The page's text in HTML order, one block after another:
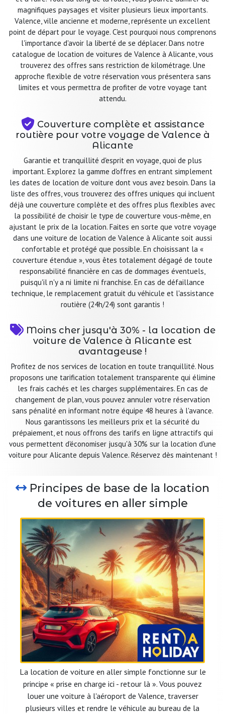
magnifiques paysages et visiter plusieurs lieux importants.
Valence, ville ancienne et moderne, représente un excellent
point de départ pour le voyage. C'est pourquoi nous comprenons
l'importance d'avoir la liberté de se déplacer. Dans notre
catalogue de location de voitures de Valence à Alicante, vous
trouverez des offres sans restriction de kilométrage. Une
approche flexible de votre réservation vous présentera sans
limites et vous permettra de profiter de votre voyage tant
attendu.
Couverture complète et assistance
routière pour votre voyage de Valence à
Alicante
Garantie et tranquillité d'esprit en voyage, quoi de plus
important. Explorez la gamme d'offres en entrant simplement
les dates de location de voiture dont vous avez besoin. Dans la
liste des offres, vous trouverez des offres uniques qui incluent
déjà une couverture complète et des offres plus flexibles avec
la possibilité de choisir le type de couverture vous-même, en
ajustant le prix de la location. Faites en sorte que votre voyage
dans une voiture de location de Valence à Alicante soit aussi
confortable et protégé que possible. En choisissant la «
couverture étendue », vous êtes totalement dégagé de toute
responsabilité financière en cas de dommages éventuels,
puisqu'il n'y a ni limite ni franchise. En cas de défaillance
technique, le remplacement gratuit du véhicule et l'assistance
routière (24h/24) sont garantis !
Moins cher jusqu'à 30% - la location de
voiture de Valence à Alicante est
avantageuse !
Profitez de nos services de location en toute tranquillité. Nous
proposons une tarification totalement transparente qui élimine
les frais cachés et les charges supplémentaires. En cas de
changement de plan, vous pouvez annuler votre réservation
sans pénalité en informant notre équipe 48 heures à l'avance.
Nous garantissons les meilleurs prix et la sécurité du
prépaiement, et nous offrons des tarifs en ligne attractifs qui
vous permettent d'économiser jusqu'à 30% sur la location d'une
voiture pour Alicante depuis Valence. Réservez dès maintenant !
Principes de base de la location
de voitures en aller simple
La location de voiture en aller simple fonctionne sur le
principe « prise en charge ici - retour là ». Vous pouvez
louer une voiture à l'aéroport de Valence, traverser
plusieurs villes et rendre le véhicule au bureau de la